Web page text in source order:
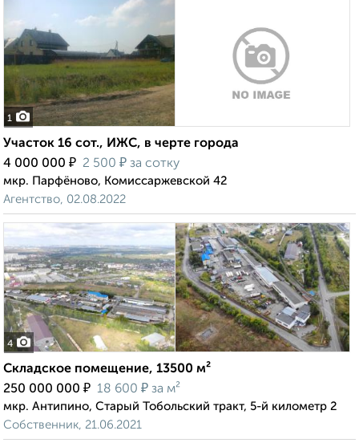
1
Участок 16 сот., ИЖС, в черте города
4 000 000 ₽ 2 500 ₽ за сотку
мкр. Парфёново, Комиссаржевской 42
Агентство, 02.08.2022
4
Складское помещение, 13500 м²
250 000 000 ₽ 18 600 ₽ за м²
мкр. Антипино, Старый Тобольский тракт, 5-й километр 2
Собственник, 21.06.2021